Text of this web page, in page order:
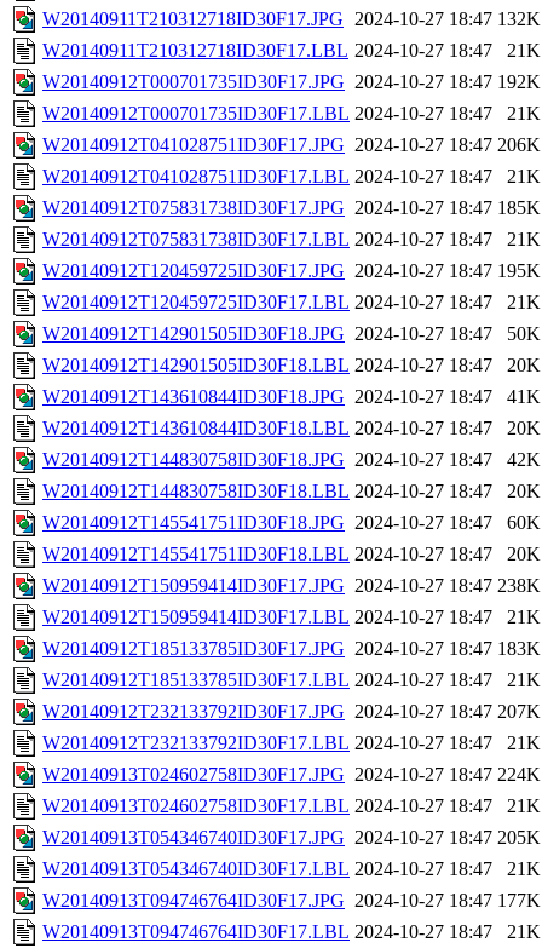
W20140911T210312718ID30F17.JPG 2024-10-27 18:47 132K
W20140911T210312718ID30F17.LBL 2024-10-27 18:47
21K
W20140912T000701735ID30F17.JPG 2024-10-27 18:47 192K
W20140912T000701735ID30F17.LBL 2024-10-27 18:47
21K
W20140912T041028751ID30F17.JPG 2024-10-27 18:47 206K
W20140912T041028751ID30F17.LBL 2024-10-27 18:47
21K
W20140912T075831738ID30F17.JPG 2024-10-27 18:47 185K
W20140912T075831738ID30F17.LBL 2024-10-27 18:47
21K
W20140912T120459725ID30F17.JPG 2024-10-27 18:47 195K
W20140912T120459725ID30F17.LBL 2024-10-27 18:47
21K
W20140912T142901505ID30F18.JPG 2024-10-27 18:47
50K
W20140912T142901505ID30F18.LBL 2024-10-27 18:47
20K
W20140912T143610844ID30F18.JPG 2024-10-27 18:47
41K
W20140912T143610844ID30F18.LBL 2024-10-27 18:47
20K
W20140912T144830758ID30F18.JPG 2024-10-27 18:47
42K
W20140912T144830758ID30F18.LBL 2024-10-27 18:47
20K
W20140912T145541751ID30F18.JPG 2024-10-27 18:47
60K
W20140912T145541751ID30F18.LBL 2024-10-27 18:47
20K
W20140912T150959414ID30F17.JPG 2024-10-27 18:47 238K
W20140912T150959414ID30F17.LBL 2024-10-27 18:47
21K
W20140912T185133785ID30F17.JPG 2024-10-27 18:47 183K
W20140912T185133785ID30F17.LBL 2024-10-27 18:47
21K
W20140912T232133792ID30F17.JPG 2024-10-27 18:47 207K
W20140912T232133792ID30F17.LBL 2024-10-27 18:47
21K
W20140913T024602758ID30F17.JPG 2024-10-27 18:47 224K
W20140913T024602758ID30F17.LBL 2024-10-27 18:47
21K
W20140913T054346740ID30F17.JPG 2024-10-27 18:47 205K
W20140913T054346740ID30F17.LBL 2024-10-27 18:47
21K
W20140913T094746764ID30F17.JPG 2024-10-27 18:47 177K
W20140913T094746764ID30F17.LBL 2024-10-27 18:47
21K